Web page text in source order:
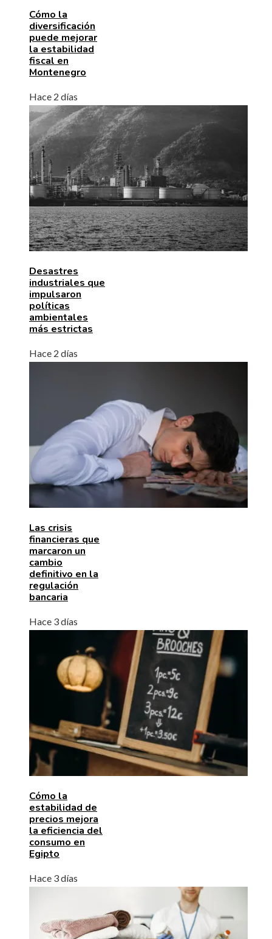
Cómo la
diversificación
puede mejorar
la estabilidad
fiscal en
Montenegro
Hace 2 días
Desastres
industriales que
impulsaron
políticas
ambientales
más estrictas
Hace 2 días
Las crisis
financieras que
marcaron un
cambio
definitivo en la
regulación
bancaria
Hace 3 días
Cómo la
estabilidad de
precios mejora
la eficiencia del
consumo en
Egipto
Hace 3 días